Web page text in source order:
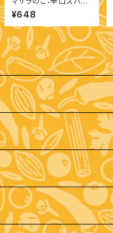
ク
¥648